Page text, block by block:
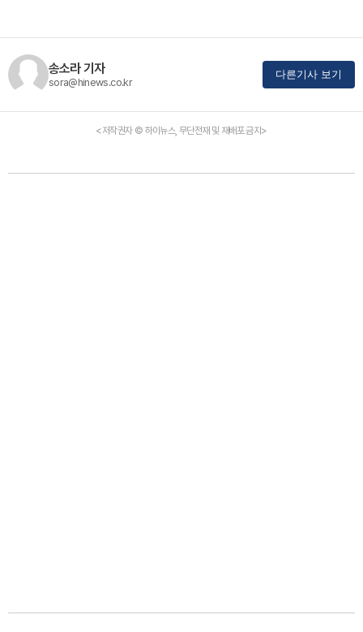
송소라 기자
sora@hinews.co.kr
다른기사 보기
<저작권자 © 하이뉴스, 무단전재 및 재배포 금지>